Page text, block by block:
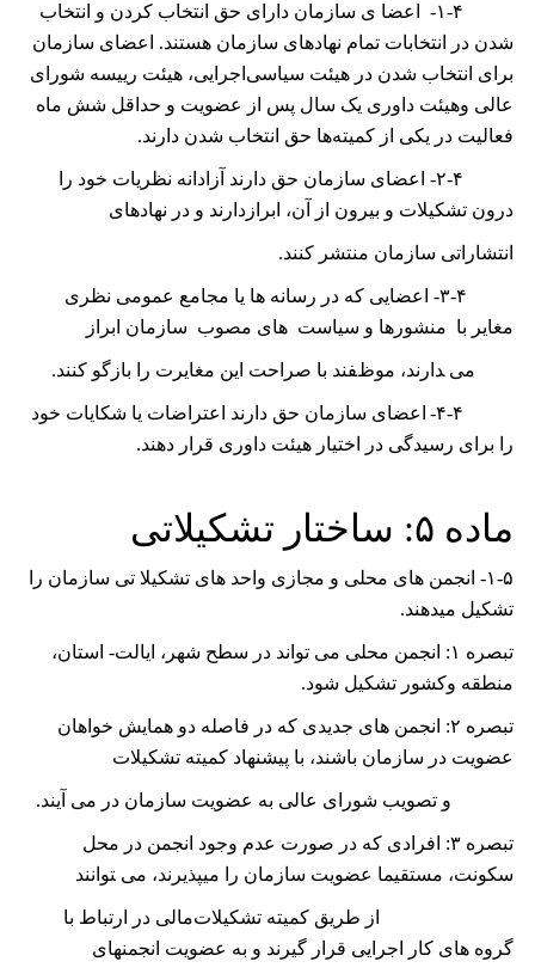
۱-۴-
ﺍﻋﻀﺎ ی ﺳﺎﺯﻣﺎﻥ ﺩﺍﺭﺍی ﺣﻖ ﺍﻧﺘﺨﺎﺏ ﮐﺮﺩﻥ ﻭ ﺍﻧﺘﺨﺎﺏ
ﺷﺪﻥ ﺩﺭ ﺍﻧﺘﺨﺎﺑﺎﺕ ﺗﻤﺎﻡ نهادهای ﺳﺎﺯﻣﺎﻥ ﻫﺴﺘﻨﺪ. اعضای سازمان
برای انتخاب شدن در هیئت سیاسی‌اجرایی، هیئت رییسه شورای
عالی وهیئت داوری یک سال پس از عضویت و حداقل شش ماه
فعالیت در یکی از کمیته‌‍‌ها حق انتخاب شدن دارند.
۲-۴- ﺍﻋﻀﺎی ﺳﺎﺯﻣﺎﻥ ﺣﻖ ﺩﺍﺭﻧﺪ ﺁﺯﺍﺩﺍﻧﻪ ﻧﻈﺮﻳﺎﺕ ﺧﻮﺩ ﺭﺍ
ﺩﺭﻭن ﺗﺸﮑﻴﻼﺕ ﻭ ﺑﻴﺮﻭﻥ ﺍﺯ ﺁﻥ، ﺍﺑﺮﺍﺯﺩﺍﺭﻧﺪ ﻭ ﺩﺭ نهادهای
ﺍﻧﺘﺸﺎﺭﺍﺗﯽ ﺳﺎﺯﻣﺎﻥ ﻣﻨﺘﺸﺮ ﮐﻨﻨﺪ.
۳-۴- ﺍﻋﻀﺎﻳﯽ ﮐﻪ ﺩﺭ ﺭﺳﺎﻧﻪ ﻫﺎ ﻳﺎ ﻣﺠﺎﻣﻊ ﻋﻤﻮﻣﯽ ﻧﻈﺮی
ﻣﻐﺎﻳﺮ ﺑﺎ ﻣﻨﺸﻮﺭﻫﺎ ﻭ ﺳﻴﺎﺳﺖ ﻫﺎی ﻣﺼﻮﺏ ﺳﺎﺯﻣﺎﻥ ﺍﺑﺮﺍﺯ
می ﺪﺍﺭﻧﺪ، ﻣﻮﻅﻔﻨﺪ ﺑﺎ ﺻﺮﺍﺣﺖ ﺍﻳﻦ ﻣﻐﺎﻳﺮﺕ ﺭﺍ ﺑﺎﺯﮔﻮ ﮐﻨﻨﺪ.
۴-۴-
ﺍﻋﻀﺎی ﺳﺎﺯﻣﺎﻥ ﺣﻖ ﺩﺍﺭﻧﺪ ﺍﻋﺘﺮﺍﺿﺎﺕ ﻳﺎ ﺷﮑﺎﻳﺎﺕ ﺧﻮﺩ
ﺭﺍ ﺑﺮﺍی ﺭﺳﻴﺪﮔﯽ ﺩﺭ ﺍﺧﺘﻴﺎﺭ ﻫﻴﺌﺖ ﺩﺍﻭﺭی ﻗﺮﺍﺭ ﺩﻫﻨﺪ.
ﻣﺎﺩﻩ ۵: ﺳﺎﺧﺘﺎﺭ ﺗﺸﮑﻴﻼﺗﯽ
۱-۵- ﺍﻧﺠﻤﻦ ﻫﺎی ﻣﺤﻠﯽ ﻭ ﻣﺠﺎﺯی ﻭﺍﺣﺪ ﻫﺎی ﺗﺸﮑﻴﻼ ﺗﯽ ﺳﺎﺯﻣﺎﻥ ﺭﺍ
ﺗﺸﮑﻴﻞ ﻣﻴﺪﻫﻨﺪ.
تبصره ۱:
انجمن محلی می تواند در سطح شھر، ایالت- استان،
منطقه وکشور تشکیل شود.
ﺗﺒﺼﺮﻩ ۲: ﺍﻧﺠﻤﻦ ﻫﺎی ﺟﺪﻳﺪی ﮐﻪ ﺩﺭ ﻓﺎﺻﻠﻪ ﺩﻭ ﻫﻤﺎﻳﺶ ﺧﻮﺍﻫﺎﻥ
ﻋﻀﻮﻳﺖ ﺩﺭ ﺳﺎﺯﻣﺎﻥ ﺑﺎﺷﻨﺪ، ﺑﺎ ﭘﻴﺸﻨﻬﺎﺩ ﮐﻤﻴﺘﻪ ﺗﺸﮑﻴﻼﺕ
ﻭ ﺗﺼﻮﻳﺐ ﺷﻮﺭﺍی ﻋﺎﻟﯽ ﺑﻪ ﻋﻀﻮﻳﺖ ﺳﺎﺯﻣﺎﻥ ﺩﺭ ﻣﯽ ﺁﻳﻨﺪ.
ﺗﺒﺼﺮﻩ ۳:
ﺍﻓﺮﺍﺩی ﮐﻪ ﺩﺭ ﺻﻮﺭﺕ ﻋﺪﻡ ﻭﺟﻮﺩ ﺍﻧﺠﻤﻦ ﺩﺭ ﻣﺤﻞ
ﺳﮑﻮﻧﺖ، ﻣﺴﺘﻘﻴﻤﺎ ﻋﻀﻮﻳﺖ ﺳﺎﺯﻣﺎﻥ ﺭﺍ ﻣﻴﭙﺬﻳﺮﻧﺪ، می ﺘﻮﺍﻧﻨﺪ
از طریق کمیته تشکیلات‌مالی ﺩﺭ ﺍﺭﺗﺒﺎﻁ ﺑﺎ
ﮔﺮﻭﻩ ﻫﺎی ﮐﺎﺭ ﺍﺟﺮﺍﻳﯽ ﻗﺮﺍﺭ ﮔﻴﺮﻧﺪ ﻭ ﺑﻪ ﻋﻀﻮﻳﺖ ﺍﻧﺠﻤﻨﻬﺎی